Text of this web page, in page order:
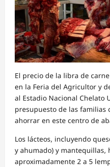
El precio de la libra de
en la Feria del Agricultor y
al Estadio Nacional Chelato
presupuesto de las familias
ahorrar en este centro de
Los lácteos, incluyendo
y ahumado) y
aproximadamente 2 a 5